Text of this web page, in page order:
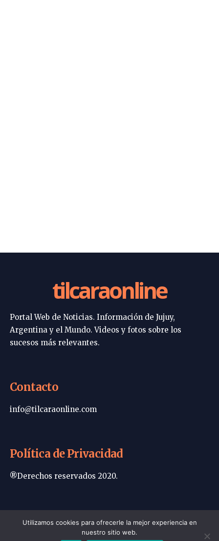
tilcaraonline
Portal Web de Noticias. Información de Jujuy,
Argentina y el Mundo. Videos y fotos sobre los
sucesos más relevantes.
Contacto
info@tilcaraonline.com
Política de Privacidad
®Derechos reservados 2020.
Portada | Tilcara Online
Política de privacidad
Contacto
Utilizamos cookies para ofrecerle la mejor experiencia en
nuestro sitio web.